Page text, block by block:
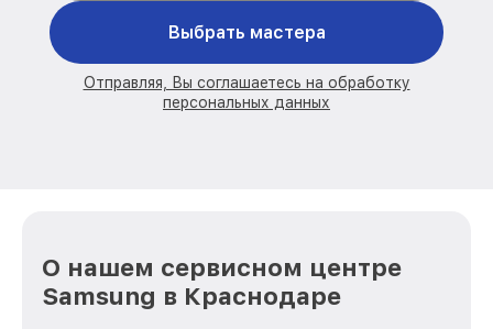
Выбрать мастера
Отправляя, Вы соглашаетесь на обработку
персональных данных
О нашем сервисном центре
Samsung в Краснодаре